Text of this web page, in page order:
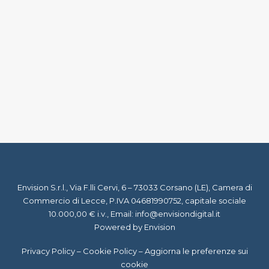
Envision S.r.l., Via F.lli Cervi, 6 – 73033 Corsano (LE), Camera di
Commercio di Lecce, P.IVA 04681990752, capitale sociale
10.000,00 € i.v., Email: info@envisiondigital.it
Powered by Envision
Privacy Policy– Cookie Policy–Aggiorna le preferenze sui
cookie